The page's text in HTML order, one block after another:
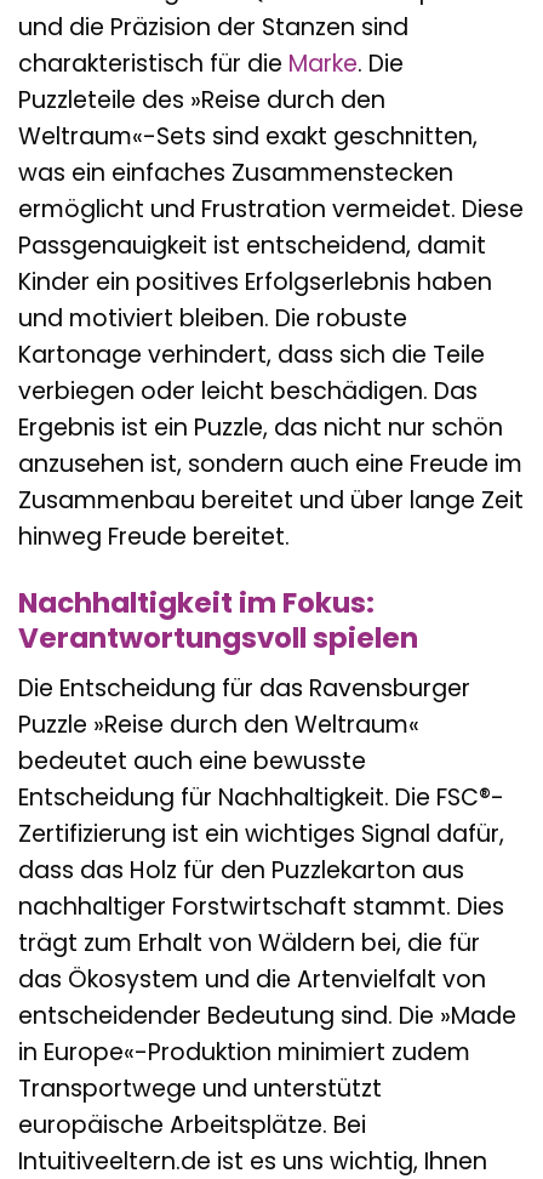
und die Präzision der Stanzen sind
charakteristisch für die Marke. Die
Puzzleteile des »Reise durch den
Weltraum«-Sets sind exakt geschnitten,
was ein einfaches Zusammenstecken
ermöglicht und Frustration vermeidet. Diese
Passgenauigkeit ist entscheidend, damit
Kinder ein positives Erfolgserlebnis haben
und motiviert bleiben. Die robuste
Kartonage verhindert, dass sich die Teile
verbiegen oder leicht beschädigen. Das
Ergebnis ist ein Puzzle, das nicht nur schön
anzusehen ist, sondern auch eine Freude im
Zusammenbau bereitet und über lange Zeit
hinweg Freude bereitet.
Nachhaltigkeit im Fokus:
Verantwortungsvoll spielen
Die Entscheidung für das Ravensburger
Puzzle »Reise durch den Weltraum«
bedeutet auch eine bewusste
Entscheidung für Nachhaltigkeit. Die FSC®-
Zertifizierung ist ein wichtiges Signal dafür,
dass das Holz für den Puzzlekarton aus
nachhaltiger Forstwirtschaft stammt. Dies
trägt zum Erhalt von Wäldern bei, die für
das Ökosystem und die Artenvielfalt von
entscheidender Bedeutung sind. Die »Made
in Europe«-Produktion minimiert zudem
Transportwege und unterstützt
europäische Arbeitsplätze. Bei
Intuitiveeltern.de ist es uns wichtig, Ihnen